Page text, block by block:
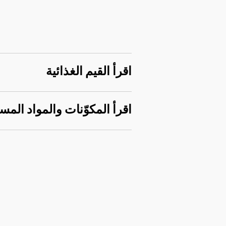
اقرأ القيم الغذائية
اقرأ المكوّنات والمواد